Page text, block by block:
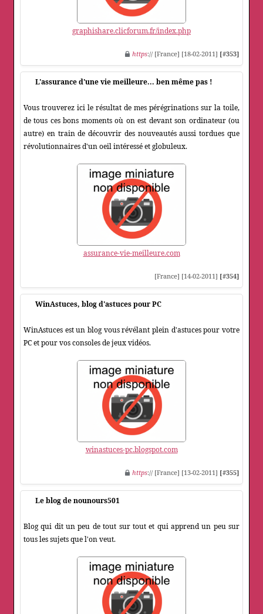
graphishare.clicforum.fr/index.php
https:// [France] [18-02-2011] [#353]
L'assurance d'une vie meilleure... ben même pas !
Vous trouverez ici le résultat de mes pérégrinations sur la toile,
de tous ces bons moments où on est devant son ordinateur (ou
autre) en train de découvrir des nouveautés aussi tordues que
révolutionnaires d'un oeil intéressé et globuleux.
assurance-vie-meilleure.com
[France] [14-02-2011] [#354]
WinAstuces, blog d'astuces pour PC
WinAstuces est un blog vous révélant plein d'astuces pour votre
PC et pour vos consoles de jeux vidéos.
winastuces-pc.blogspot.com
https:// [France] [13-02-2011] [#355]
Le blog de nounours501
Blog qui dit un peu de tout sur tout et qui apprend un peu sur
tous les sujets que l'on veut.